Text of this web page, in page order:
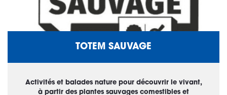
TOTEM SAUVAGE
Activités et balades nature pour découvrir le vivant,
à partir des plantes sauvages comestibles et